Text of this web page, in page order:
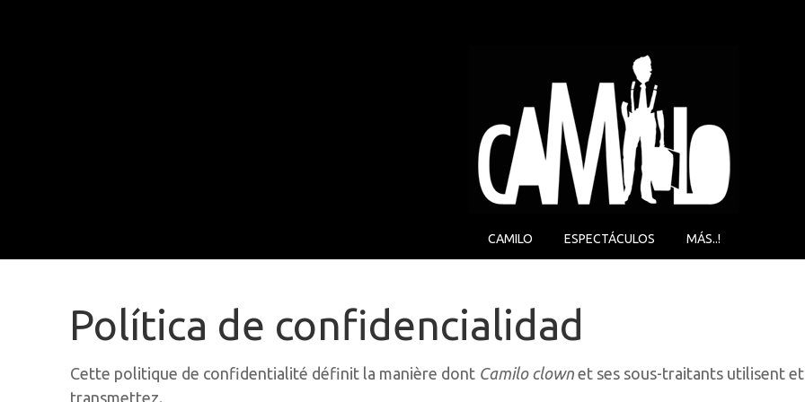
CAMILO ESPECTÁCULOS MÁS..!
Política de confidencialidad
Cette politique de confidentialité définit la manière dont Camilo clown et ses sous-traitants utilisent
transmettez.